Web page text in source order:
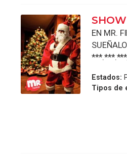
EN MR.
Estados:
Tipos de